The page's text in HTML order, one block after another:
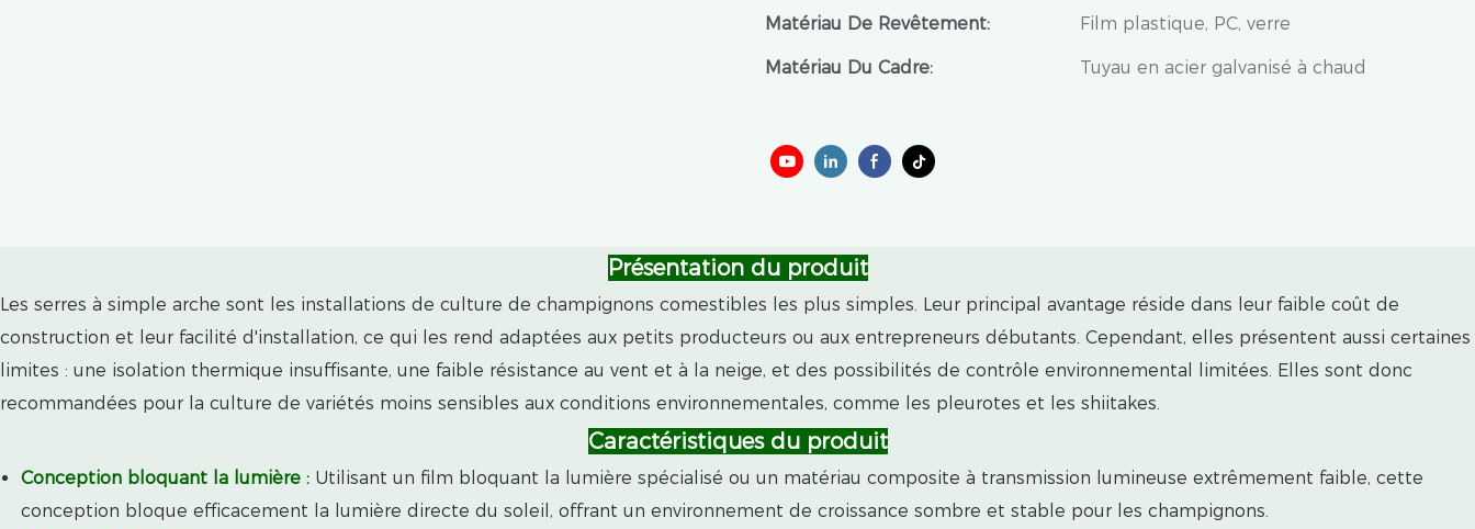
Matériau De Revêtement:
Film plastique, PC, verre
Matériau Du Cadre: Tuyau en acier galvanisé à chaud
Présentation du produit
Les serres à simple arche sont les installations de culture de champignons comestibles les plus simples. Leur principal avantage réside dans leur faible coût de
construction et leur facilité d'installation, ce qui les rend adaptées aux petits producteurs ou aux entrepreneurs débutants. Cependant, elles présentent aussi certaines
limites : une isolation thermique insuffisante, une faible résistance au vent et à la neige, et des possibilités de contrôle environnemental limitées. Elles sont donc
recommandées pour la culture de variétés moins sensibles aux conditions environnementales, comme les pleurotes et les shiitakes.
Caractéristiques du produit
Conception bloquant la lumière : Utilisant un film bloquant la lumière spécialisé ou un matériau composite à transmission lumineuse extrêmement faible, cette
conception bloque efficacement la lumière directe du soleil, offrant un environnement de croissance sombre et stable pour les champignons.